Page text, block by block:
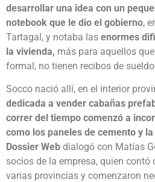
desarrollar una idea con un
notebook que le dio el gobierno,
Tartagal, y notaba las enormes
la vivienda, más para aquellos
formal, no tienen recibos de
Socco nació allí, en el interior
dedicada a vender cabañas
correr del tiempo comenzó a
como los paneles de cemento y
Dossier Web dialogó con Matías
socios de la empresa, quien contó
varias provincias y comenzaron